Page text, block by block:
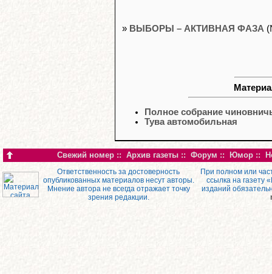
» ВЫБОРЫ – АКТИВНАЯ ФАЗА
Полное собрание
Тува автомобильная
Свежий номер :: Архив газеты :: Форум :: Юмор ::
Ответственность за достоверность
опубликованных материалов несут авторы.
Мнение автора не всегда отражает точку
зрения редакции.
При полном или
ссылка на газету
изданий